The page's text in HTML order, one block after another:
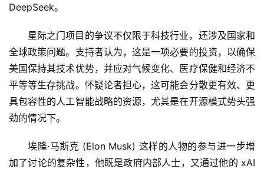
DeepSeek。
星际之门项目的争议不仅限于科技行业，还涉及国家和
全球政策问题。支持者认为，这是一项必要的投资，以确保
美国保持其技术优势，并应对气候变化、医疗保健和经济不
平等等生存挑战。怀疑论者担心，这可能会分散更有效、更
具包容性的人工智能战略的资源，尤其是在开源模式势头强
劲的情况下。
埃隆·马斯克 (Elon Musk) 这样的人物的参与进一步增
加了讨论的复杂性，他既是政府内部人士，又通过他的 xAI